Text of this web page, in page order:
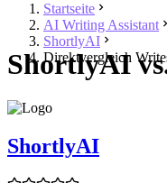
Startseite
AI Writing Assistant
ShortlyAI
Direktvergleich
ShortlyAI
ShortlyAI